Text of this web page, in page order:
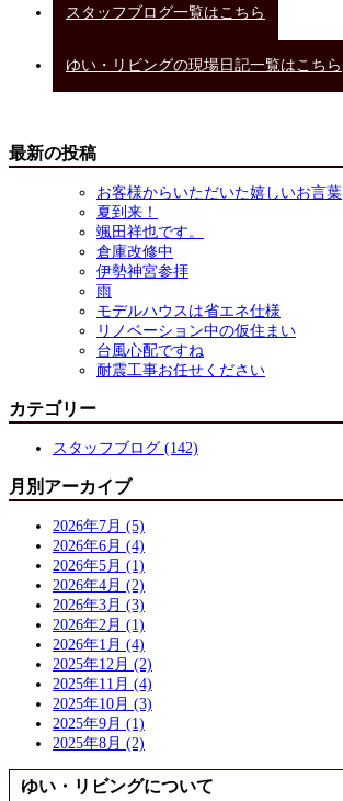
スタッフブログ一覧はこちら
ゆい・リビングの現場日記一覧はこちら
最新の投稿
お客様からいただいた嬉しいお言葉
夏到来！
颯田祥也です。
倉庫改修中
伊勢神宮参拝
雨
モデルハウスは省エネ仕様
リノベーション中の仮住まい
台風心配ですね
耐震工事お任せください
カテゴリー
スタッフブログ (142)
月別アーカイブ
2026年7月 (5)
2026年6月 (4)
2026年5月 (1)
2026年4月 (2)
2026年3月 (3)
2026年2月 (1)
2026年1月 (4)
2025年12月 (2)
2025年11月 (4)
2025年10月 (3)
2025年9月 (1)
2025年8月 (2)
ゆい・リビングについて